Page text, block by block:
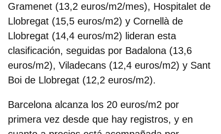
Gramenet (13,2 euros/m2/mes), Hospitalet de
Llobregat (15,5 euros/m2) y Cornellà de
Llobregat (14,4 euros/m2) lideran esta
clasificación, seguidas por Badalona (13,6
euros/m2), Viladecans (12,4 euros/m2) y Sant
Boi de Llobregat (12,2 euros/m2).
Barcelona alcanza los 20 euros/m2 por
primera vez desde que hay registros, y en